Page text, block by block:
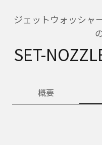
ジェットウォッシャ
SET-
概要